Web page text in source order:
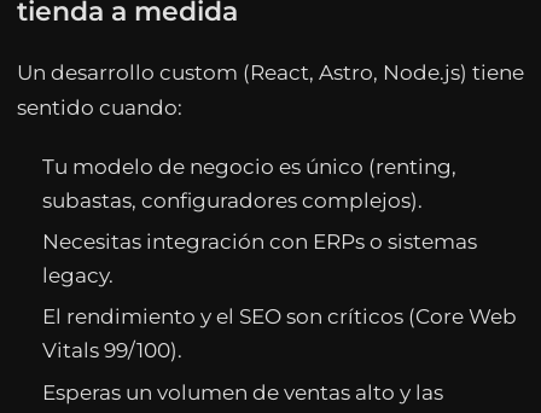
tienda a medida
Un desarrollo custom (React, Astro, Node.js) tiene
sentido cuando:
Tu modelo de negocio es único (renting,
subastas, configuradores complejos).
Necesitas integración con ERPs o sistemas
legacy.
El rendimiento y el SEO son críticos (Core Web
Vitals 99/100).
Esperas un volumen de ventas alto y las